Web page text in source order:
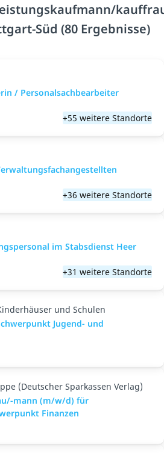
Süd (80 Ergebnisse)
/ Personalsachbearbeiter
+55 weitere Standorte
+36 weitere Standorte
im Stabsdienst Heer
+31 weitere Standorte
und Schulen
Jugend- und
(Deutscher Sparkassen Verlag)
mann (m/w/d) für
Finanzen